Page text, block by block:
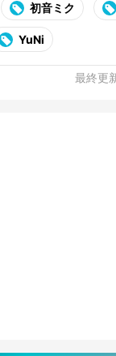
初音ミク
YuNi
最終更